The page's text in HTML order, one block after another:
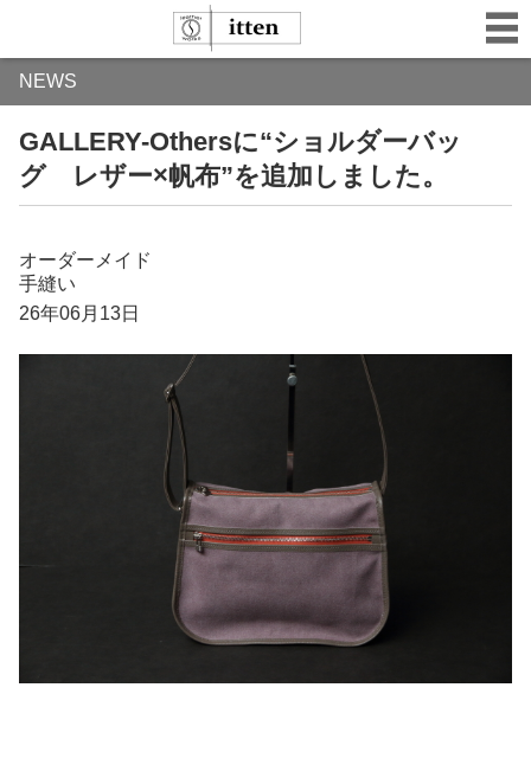
NEWS
GALLERY-Othersに“ショルダーバッ
グ レザー×帆布”を追加しました。
オーダーメイド
手縫い
26年06月13日